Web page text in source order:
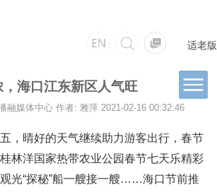
适老版
海口江东新区人气旺
融媒体中心 作者: 雅萍 2021-02-16 00:32:46
，晴好的天气继续助力游客出行，春节
林洋国家热带农业公园春节七天乐精彩
光“探秘”船一艘接一艘……海口节前推